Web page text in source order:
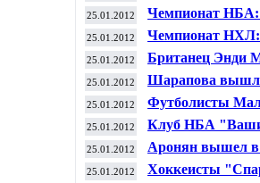
25.01.2012 Чемпионат НБА:
25.01.2012 Чемпионат НХЛ:
25.01.2012
Британец Энди
Open
25.01.2012
Шарапова
сыграет с
25.01.2012
Футболисты
африканских
25.01.2012
Клуб НБА
главного тренера
25.01.2012
Аронян вышел в
Голландии
25.01.2012 Хоккеисты